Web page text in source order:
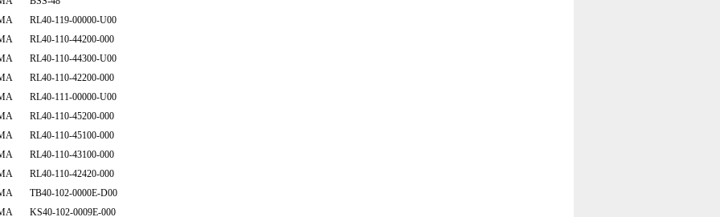
RL40-119-00000-U00
RL40-110-44200-000
RL40-110-44300-U00
RL40-110-42200-000
RL40-111-00000-U00
RL40-110-45200-000
RL40-110-45100-000
RL40-110-43100-000
RL40-110-42420-000
TB40-102-0000E-D00
KS40-102-0009E-000